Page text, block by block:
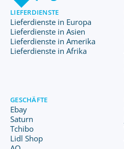
LIEFERDIENSTE
Lieferdienste in Europa
Lieferdienste in Asien
Lieferdienste in Amerika
Lieferdienste in Afrika
GESCHÄFTE
Ebay
Saturn
Tchibo
Lidl Shop